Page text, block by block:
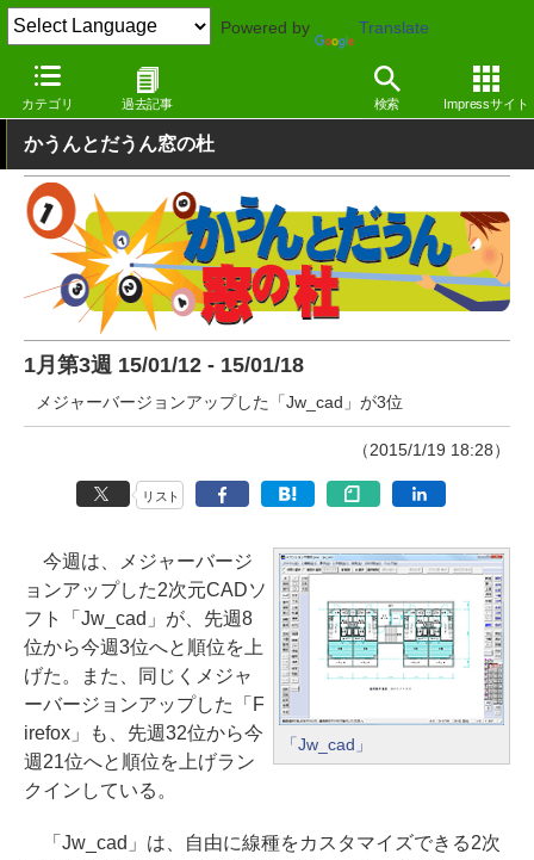
Powered by Translate
カテゴリ 過去記事 検索 Impressサイト
窓の杜 その他の話題
かうんとだうん窓の杜
1月第3週 15/01/12 - 15/01/18
メジャーバージョンアップした「Jw_cad」が3位
（2015/1/19 18:28）
リスト
「Jw_cad」
今週は、メジャーバージ
ョンアップした2次元CADソ
フト「Jw_cad」が、先週8
位から今週3位へと順位を上
げた。また、同じくメジャ
ーバージョンアップした「F
irefox」も、先週32位から今
週21位へと順位を上げラン
クインしている。
「Jw_cad」は、自由に線種をカスタマイズできる2次